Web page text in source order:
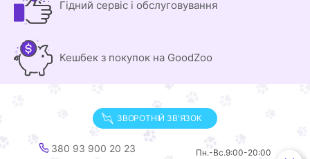
Гідний сервіс і обслуговування
Кешбек з покупок на GoodZoo
ЗВОРОТНІЙ ЗВ'ЯЗОК
380 93 900 20 23
Пн.-Вс.9:00-20:00